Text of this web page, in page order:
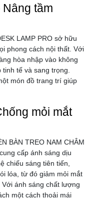
tầm
LAMP PRO sở hữu
phong cách nội thất. Với
hòa nhập vào không
tế và sang trọng.
món đồ trang trí giúp
mỏi mắt
BÀN TREO NAM CHÂM
cấp ánh sáng dịu
chiếu sáng tiên tiến,
lóa, từ đó giảm mỏi mắt
ánh sáng chất lượng
một cách thoải mái